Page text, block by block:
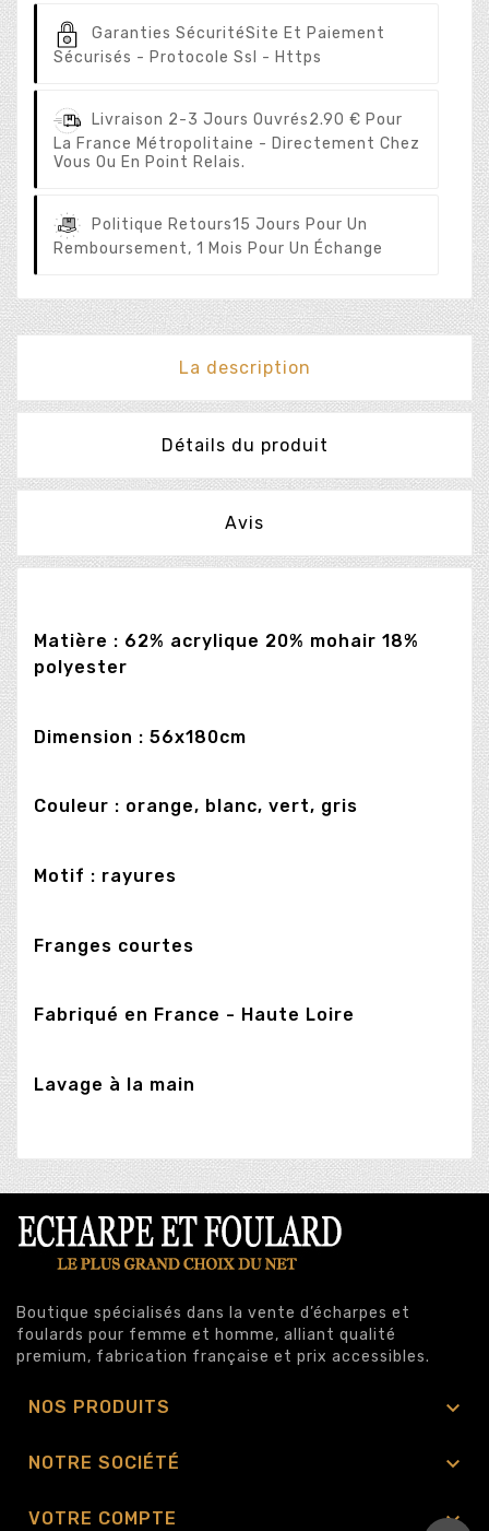
Garanties SécuritéSite Et Paiement
Sécurisés - Protocole Ssl - Https
Livraison 2-3 Jours Ouvrés2.90 € Pour
La France Métropolitaine - Directement Chez
Vous Ou En Point Relais.
Politique Retours15 Jours Pour Un
Remboursement, 1 Mois Pour Un Échange
La description
Détails du produit
Avis
Matière : 62% acrylique 20% mohair 18%
polyester
Dimension : 56x180cm
Couleur : orange, blanc, vert, gris
Motif : rayures
Franges courtes
Fabriqué en France - Haute Loire
Lavage à la main
Boutique spécialisés dans la vente d’écharpes et
foulards pour femme et homme, alliant qualité
premium, fabrication française et prix accessibles.
NOS PRODUITS 
NOTRE SOCIÉTÉ 
VOTRE COMPTE 